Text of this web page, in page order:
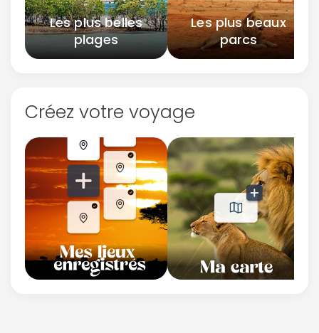
Les plus belles
plages
Les plus beaux
parcs
Créez votre voyage